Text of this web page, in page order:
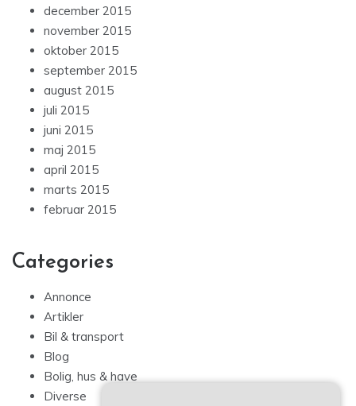
december 2015
november 2015
oktober 2015
september 2015
august 2015
juli 2015
juni 2015
maj 2015
april 2015
marts 2015
februar 2015
Categories
Annonce
Artikler
Bil & transport
Blog
Bolig, hus & have
Diverse